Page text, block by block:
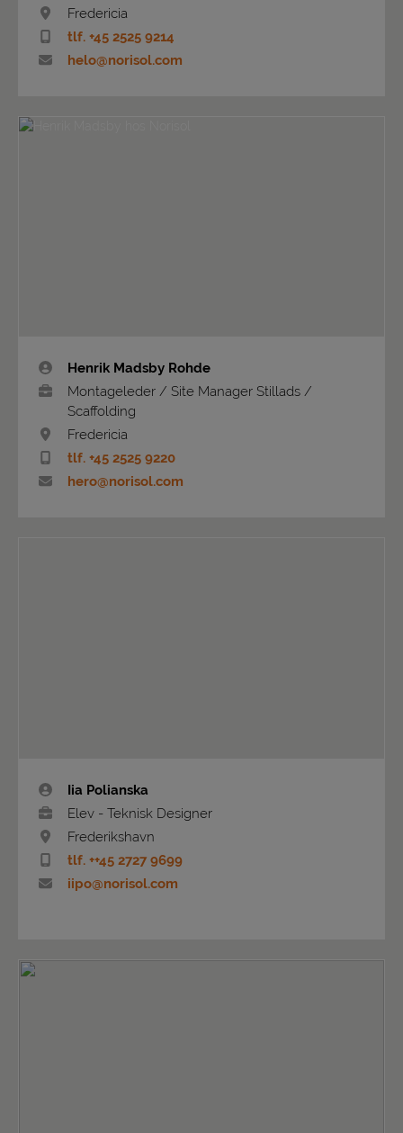
Fredericia
tlf. +45 2525 9214
helo@norisol.com
Henrik Madsby Rohde
Montageleder / Site Manager Stillads /
Scaffolding
Fredericia
tlf. +45 2525 9220
hero@norisol.com
Iia Polianska
Elev - Teknisk Designer
Frederikshavn
tlf. ++45 2727 9699
iipo@norisol.com